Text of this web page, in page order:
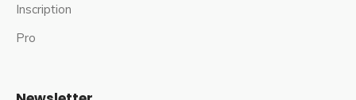
Inscription
Pro